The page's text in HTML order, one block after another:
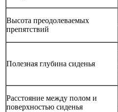
Высота преодолеваемых
препятствий
Полезная глубина сиденья
Расстояние между полом и
поверхностью сиденья